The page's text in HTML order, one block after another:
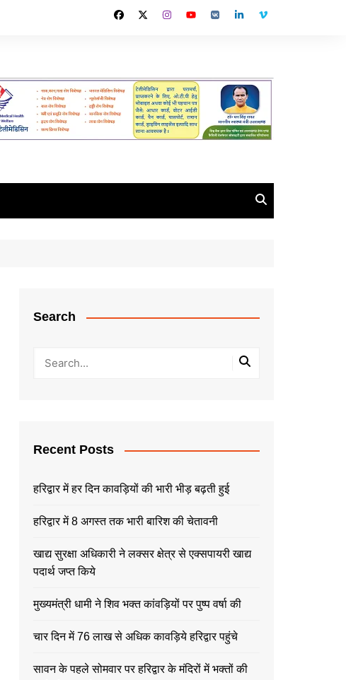
Search
Recent Posts
हरिद्वार में हर दिन कावड़ियों की भारी भीड़ बढ़ती हुई
हरिद्वार में 8 अगस्त तक भारी बारिश की चेतावनी
खाद्य सुरक्षा अधिकारी ने लक्सर क्षेत्र से एक्सपायरी खाद्य
पदार्थ जप्त किये
मुख्यमंत्री धामी ने शिव भक्त कांवड़ियों पर पुष्प वर्षा की
चार दिन में 76 लाख से अधिक कावड़िये हरिद्वार पहुंचे
सावन के पहले सोमवार पर हरिद्वार के मंदिरों में भक्तों की